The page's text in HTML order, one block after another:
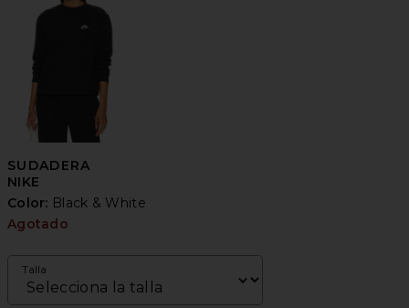
SUDADERA
NIKE
Color: Black & White
Agotado
Talla